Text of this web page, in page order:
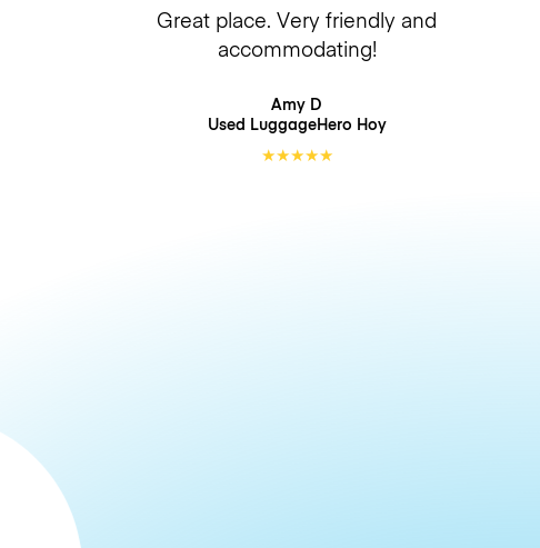
Great place. Very friendly and
accommodating!
Amy D
Used LuggageHero Hoy
★★★★★